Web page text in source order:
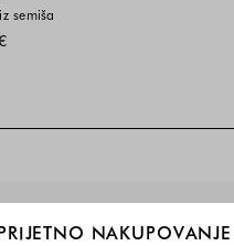
semiša
na voljo
- hitre
BREZPLAČNA DOSTAVA
NAKUPOVANJE